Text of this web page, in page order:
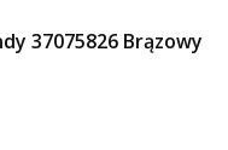
37075826 Brązowy